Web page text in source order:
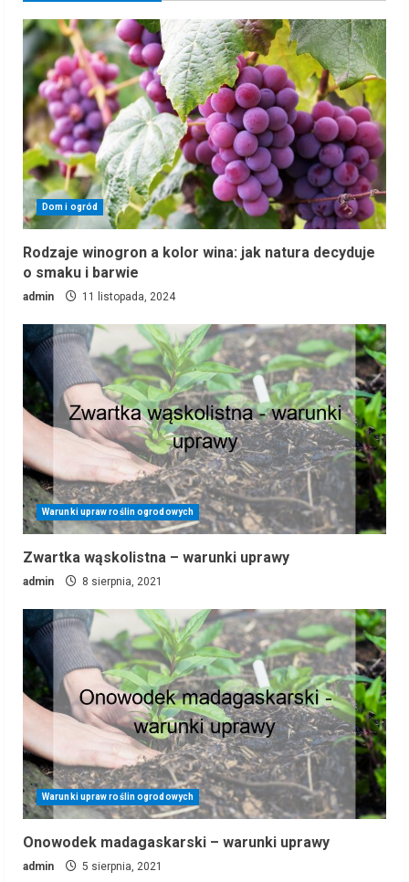
Dom i ogród
Rodzaje winogron a kolor wina: jak natura decyduje
o smaku i barwie
admin 11 listopada, 2024
Warunki upraw roślin ogrodowych
Zwartka wąskolistna – warunki uprawy
admin 8 sierpnia, 2021
Warunki upraw roślin ogrodowych
Onowodek madagaskarski – warunki uprawy
admin 5 sierpnia, 2021